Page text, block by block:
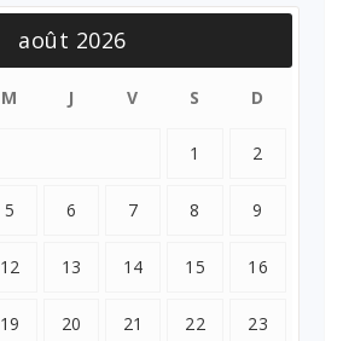
août 2026
M J V S D
1 2
5 6 7 8 9
12 13 14 15 16
19 20 21 22 23